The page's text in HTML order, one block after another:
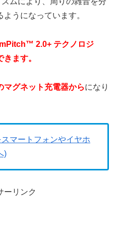
うになっています。
2.0+ テクノロジ
ます。
マグネット充電器からになり
マートフォンやイヤホ
)
ーリンク